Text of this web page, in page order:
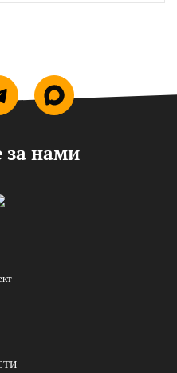
за нами